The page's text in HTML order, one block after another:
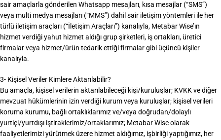
sair amaçlarla gönderilen Whatsapp mesajları, kısa mesajlar (“SMS”)
veya multi medya mesajları (“MMS”) dahil sair iletişim yöntemleri ile her
türlü iletişim araçları (“İletişim Araçları”) kanalıyla, Metabar Wise’ın
hizmet verdiği yahut hizmet aldığı grup şirketleri, iş ortakları, üretici
firmalar veya hizmet/ürün tedarik ettiği firmalar gibi üçüncü kişiler
kanalıyla.
3- Kişisel Veriler Kimlere Aktarılabilir?
Bu amaçla, kişisel verilerin aktarılabileceği kişi/kuruluşlar; KVKK ve diğer
mevzuat hükümlerinin izin verdiği kurum veya kuruluşlar; kişisel verileri
koruma kurumu, bağlı ortaklıklarımız ve/veya doğrudan/dolaylı
yurtiçi/yurtdışı iştiraklerimiz/ortaklarımız; Metabar Wise olarak
faaliyetlerimizi yürütmek üzere hizmet aldığımız, işbirliği yaptığımız, her